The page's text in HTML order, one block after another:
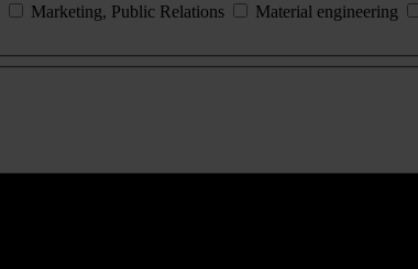
Marketing, Public Relations Material engineering